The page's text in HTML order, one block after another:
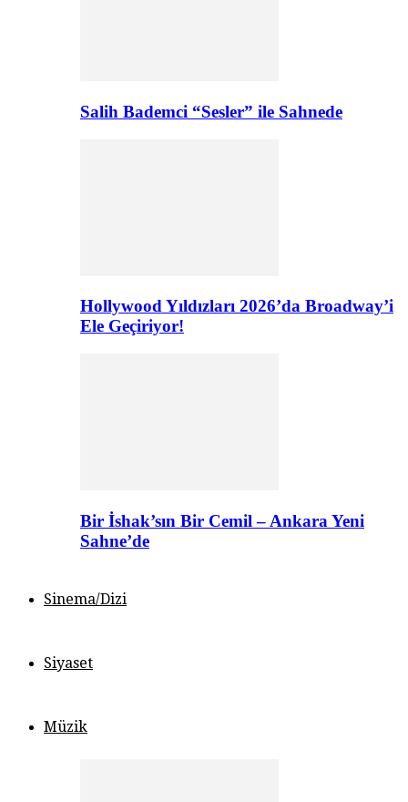
Salih Bademci “Sesler” ile Sahnede
Hollywood Yıldızları 2026’da Broadway’i
Ele Geçiriyor!
Bir İshak’sın Bir Cemil – Ankara Yeni
Sahne’de
Sinema/Dizi
Siyaset
Müzik